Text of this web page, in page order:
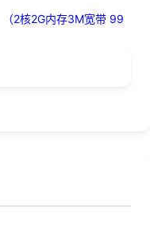
2核2G内存3M宽带 99